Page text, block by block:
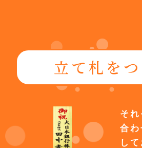
立て札を
そ
合
して